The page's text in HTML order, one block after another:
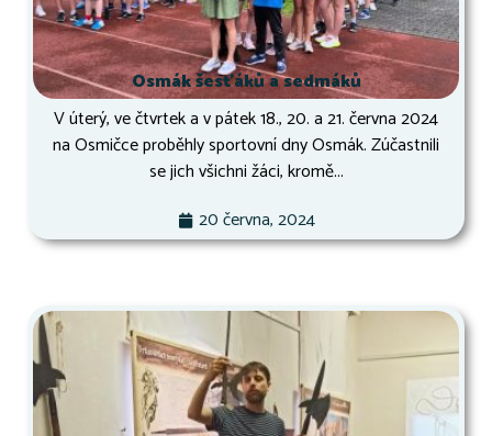
Osmák šesťáků a sedmáků
V úterý, ve čtvrtek a v pátek 18., 20. a 21. června 2024
na Osmičce proběhly sportovní dny Osmák. Zúčastnili
se jich všichni žáci, kromě...
20 června, 2024